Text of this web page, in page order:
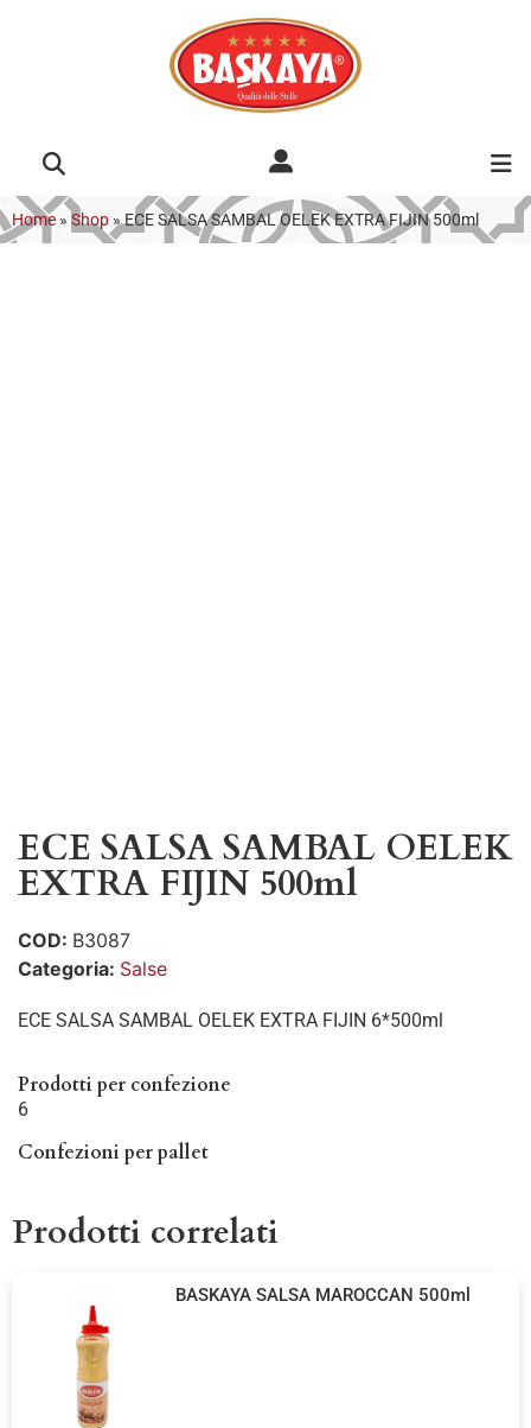
Home » Shop »ECE SALSA SAMBAL OELEK EXTRA FIJIN 500ml
ECE SALSA SAMBAL OELEK
EXTRA FIJIN 500ml
COD: B3087
Categoria: Salse
ECE SALSA SAMBAL OELEK EXTRA FIJIN 6*500ml
Prodotti per confezione
6
Confezioni per pallet
Prodotti correlati
BASKAYA SALSA MAROCCAN 500ml